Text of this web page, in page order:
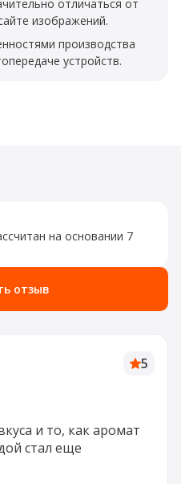
отличаться от
изображений.
производства
устройств.
на основании 7
отзыв
5
и то, как аромат
стал еще